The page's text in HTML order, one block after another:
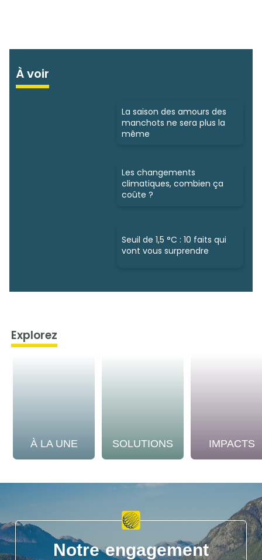
À voir
La saison des amours des
manchots ne sera plus la
même
Les changements
climatiques, combien ça
coûte ?
Seuil de 1,5 °C : 10 faits qui
vont vous surprendre
Explorez
À LA UNE SOLUTIONS IMPACTS
Notre engagement